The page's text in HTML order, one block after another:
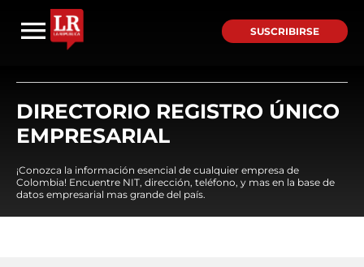
SUSCRIBIRSE
DIRECTORIO REGISTRO ÚNICO
EMPRESARIAL
¡Conozca la información esencial de cualquier empresa de
Colombia! Encuentre NIT, dirección, teléfono, y mas en la base de
datos empresarial mas grande del país.